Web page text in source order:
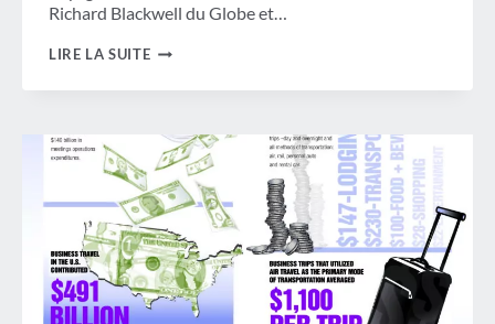
Richard Blackwell du Globe et…
LIRE LA SUITELES
PRINCIPAL
MOTEUR
DE
LA
CROISSANCE
DE
L'EMPLOI
ET
DU
PIB
AU